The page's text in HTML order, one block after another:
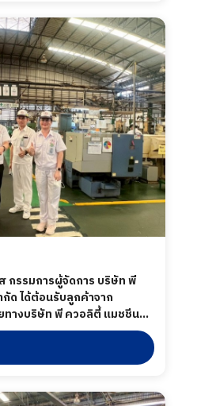
รรมการผู้จัดการ บริษัท พี
ด ได้ต้อนรับลูกค้าจาก
ตภัณฑ์ต่าง ๆ รวมถึงการเข้า
ส่วนของโรงงาน และห้อง
20 เมษายน 2569